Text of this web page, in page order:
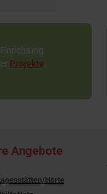
Projekte.
Angebote
Horte